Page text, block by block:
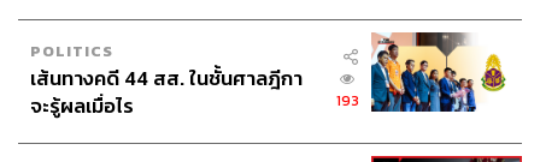
POLITICS
เส้นทางคดี 44 สส. ในชั้นศาลฎีกา
จะรู้ผลเมื่อไร
193